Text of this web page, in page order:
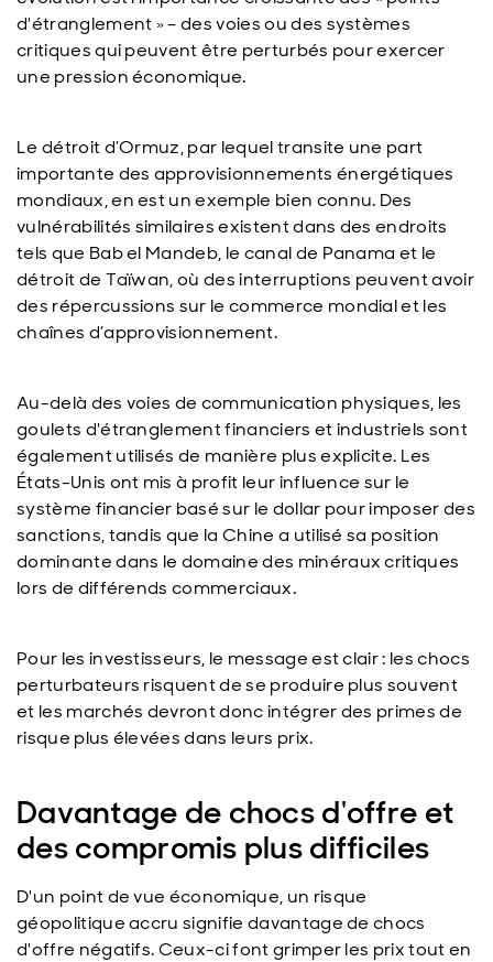
d'étranglement » – des voies ou des systèmes
critiques qui peuvent être perturbés pour exercer
une pression économique.
Le détroit d’Ormuz, par lequel transite une part
importante des approvisionnements énergétiques
mondiaux, en est un exemple bien connu. Des
vulnérabilités similaires existent dans des endroits
tels que Bab el Mandeb, le canal de Panama et le
détroit de Taïwan, où des interruptions peuvent avoir
des répercussions sur le commerce mondial et les
chaînes d’approvisionnement.
Au-delà des voies de communication physiques, les
goulets d'étranglement financiers et industriels sont
également utilisés de manière plus explicite. Les
États-Unis ont mis à profit leur influence sur le
système financier basé sur le dollar pour imposer des
sanctions, tandis que la Chine a utilisé sa position
dominante dans le domaine des minéraux critiques
lors de différends commerciaux.
Pour les investisseurs, le message est clair : les chocs
perturbateurs risquent de se produire plus souvent
et les marchés devront donc intégrer des primes de
risque plus élevées dans leurs prix.
Davantage de chocs d'offre et
des compromis plus difficiles
D'un point de vue économique, un risque
géopolitique accru signifie davantage de chocs
d'offre négatifs. Ceux-ci font grimper les prix tout en